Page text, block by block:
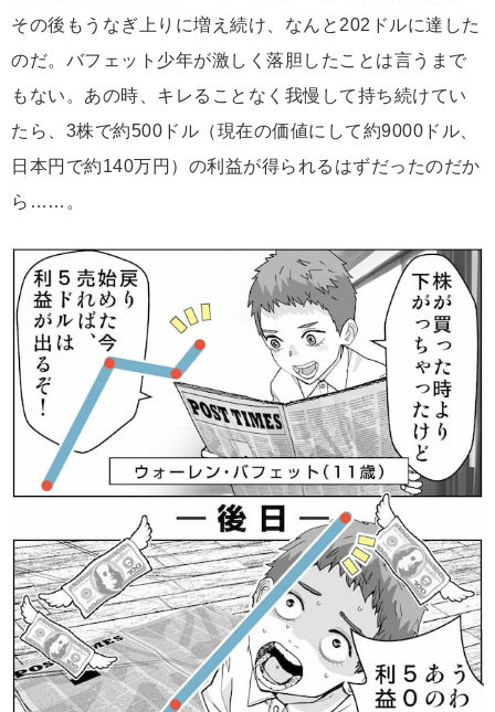
その後もうなぎ上りに増え続け、なんと202ドルに達した
のだ。バフェット少年が激しく落胆したことは言うまで
もない。あの時、キレることなく我慢して持ち続けてい
たら、3株で約500ドル（現在の価値にして約9000ドル、
日本円で約140万円）の利益が得られるはずだったのだか
ら……。